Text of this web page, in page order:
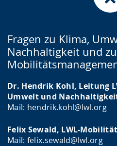
Fragen zu Klima,
Nachhaltigkeit und
Dr. Hendrik Kohl, Leitung
Umwelt und
Mail: hendrik.kohl@lwl.org
Felix Sewald, LWL-
Mail: felix.sewald@lwl.org